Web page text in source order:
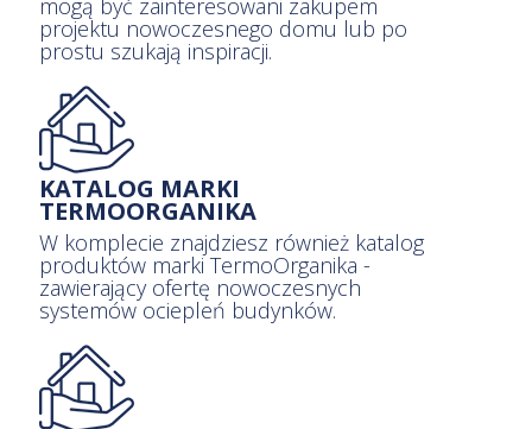
mogą być zainteresowani zakupem
projektu nowoczesnego domu lub po
prostu szukają inspiracji.
KATALOG MARKI
TERMOORGANIKA
W komplecie znajdziesz również katalog
produktów marki TermoOrganika -
zawierający ofertę nowoczesnych
systemów ociepleń budynków.